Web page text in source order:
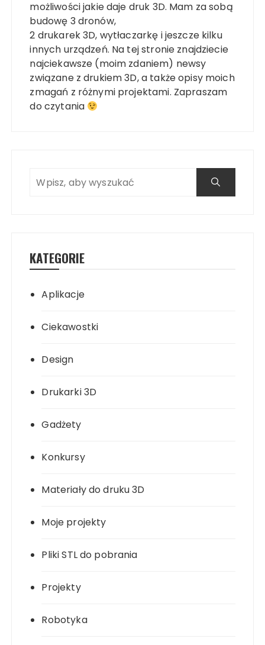
możliwości jakie daje druk 3D. Mam za sobą
budowę 3 dronów,
2 drukarek 3D, wytłaczarkę i jeszcze kilku
innych urządzeń. Na tej stronie znajdziecie
najciekawsze (moim zdaniem) newsy
związane z drukiem 3D, a także opisy moich
zmagań z różnymi projektami. Zapraszam
do czytania
KATEGORIE
Aplikacje
Ciekawostki
Design
Drukarki 3D
Gadżety
Konkursy
Materiały do druku 3D
Moje projekty
Pliki STL do pobrania
Projekty
Robotyka